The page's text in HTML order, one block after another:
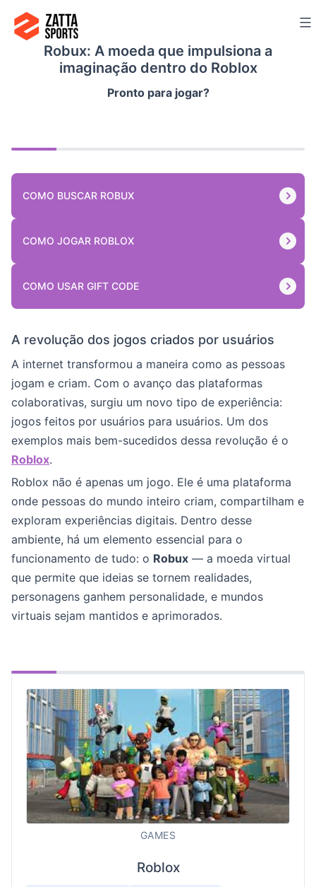
para
Robux: A moeda que impulsiona a
imaginação dentro do Roblox
Pronto para jogar?
COMO BUSCAR ROBUX
COMO JOGAR ROBLOX
COMO USAR GIFT CODE
A revolução dos jogos criados por usuários
A internet transformou a maneira como as pessoas
jogam e criam. Com o avanço das plataformas
colaborativas, surgiu um novo tipo de experiência:
jogos feitos por usuários para usuários. Um dos
exemplos mais bem-sucedidos dessa revolução é o
Roblox.
Roblox não é apenas um jogo. Ele é uma plataforma
onde pessoas do mundo inteiro criam, compartilham e
exploram experiências digitais. Dentro desse
ambiente, há um elemento essencial para o
funcionamento de tudo: o Robux — a moeda virtual
que permite que ideias se tornem realidades,
personagens ganhem personalidade, e mundos
virtuais sejam mantidos e aprimorados.
GAMES
Roblox